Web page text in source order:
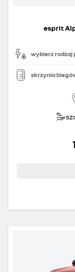
esprit
wybierz rodzaj
skrzynia